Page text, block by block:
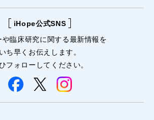
iHope公式SNS
や臨床研究に関する最新情報を
いち早くお伝えします。
フォローしてください。